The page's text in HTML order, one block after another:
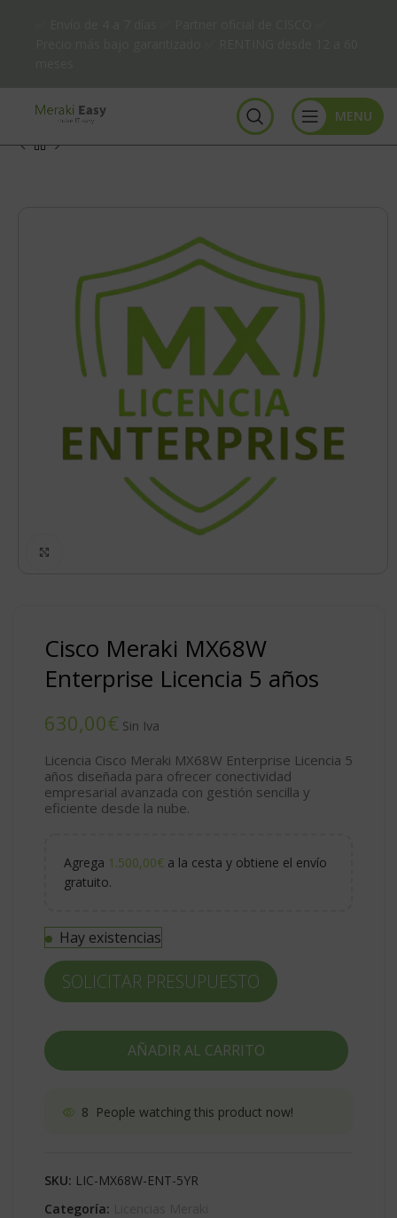
MENU
Cisco Meraki MX68W
Enterprise Licencia 5 años
€
Licencia Cisco Meraki MX68W Enterprise Licencia 5
años diseñada para ofrecer conectividad
empresarial avanzada con gestión sencilla y
eficiente desde la nube.
Agrega 1.500,00€ a la cesta y obtiene el envío
gratuito.
Hay existencias
AÑADIR AL CARRITO
SOLICITAR PRESUPUESTO
8 People watching this product now!
SKU: LIC-MX68W-ENT-5YR
Categoría: